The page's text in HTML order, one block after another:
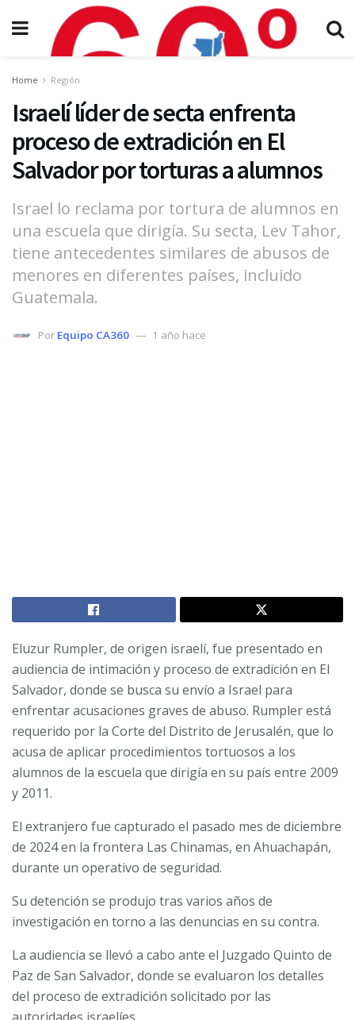
Home Región
Israelí líder de secta enfrenta
proceso de extradición en El
Salvador por torturas a alumnos
Israel lo reclama por tortura de alumnos en
una escuela que dirigía. Su secta, Lev Tahor,
tiene antecedentes similares de abusos de
menores en diferentes países, incluido
Guatemala.
Por Equipo CA360 1 año hace
Eluzur Rumpler, de origen israelí, fue presentado en
audiencia de intimación y proceso de extradición en El
Salvador, donde se busca su envío a Israel para
enfrentar acusaciones graves de abuso. Rumpler está
requerido por la Corte del Distrito de Jerusalén, que lo
acusa de aplicar procedimientos tortuosos a los
alumnos de la escuela que dirigía en su país entre 2009
y 2011.
El extranjero fue capturado el pasado mes de diciembre
de 2024 en la frontera Las Chinamas, en Ahuachapán,
durante un operativo de seguridad.
Su detención se produjo tras varios años de
investigación en torno a las denuncias en su contra.
La audiencia se llevó a cabo ante el Juzgado Quinto de
Paz de San Salvador, donde se evaluaron los detalles
del proceso de extradición solicitado por las
autoridades israelíes.